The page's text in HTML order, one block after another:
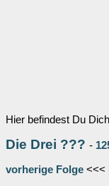
Hier befindest Du
Die Drei ??? -
vorherige Folge <<<